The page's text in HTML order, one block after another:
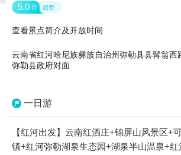
5.0 分 超赞
查看景点简介及开放时间
云南省红河哈尼族彝族自治州弥勒县县髯翁西
弥勒县政府对面
一日游
【红河出发】云南红酒庄+锦屏山风景区+
镇+红河弥勒湖泉生态园+湖泉半山温泉+红